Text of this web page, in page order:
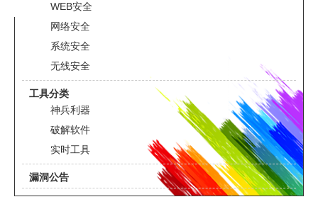
WEB安全
网络安全
系统安全
无线安全
工具分类
神兵利器
破解软件
实时工具
漏洞公告